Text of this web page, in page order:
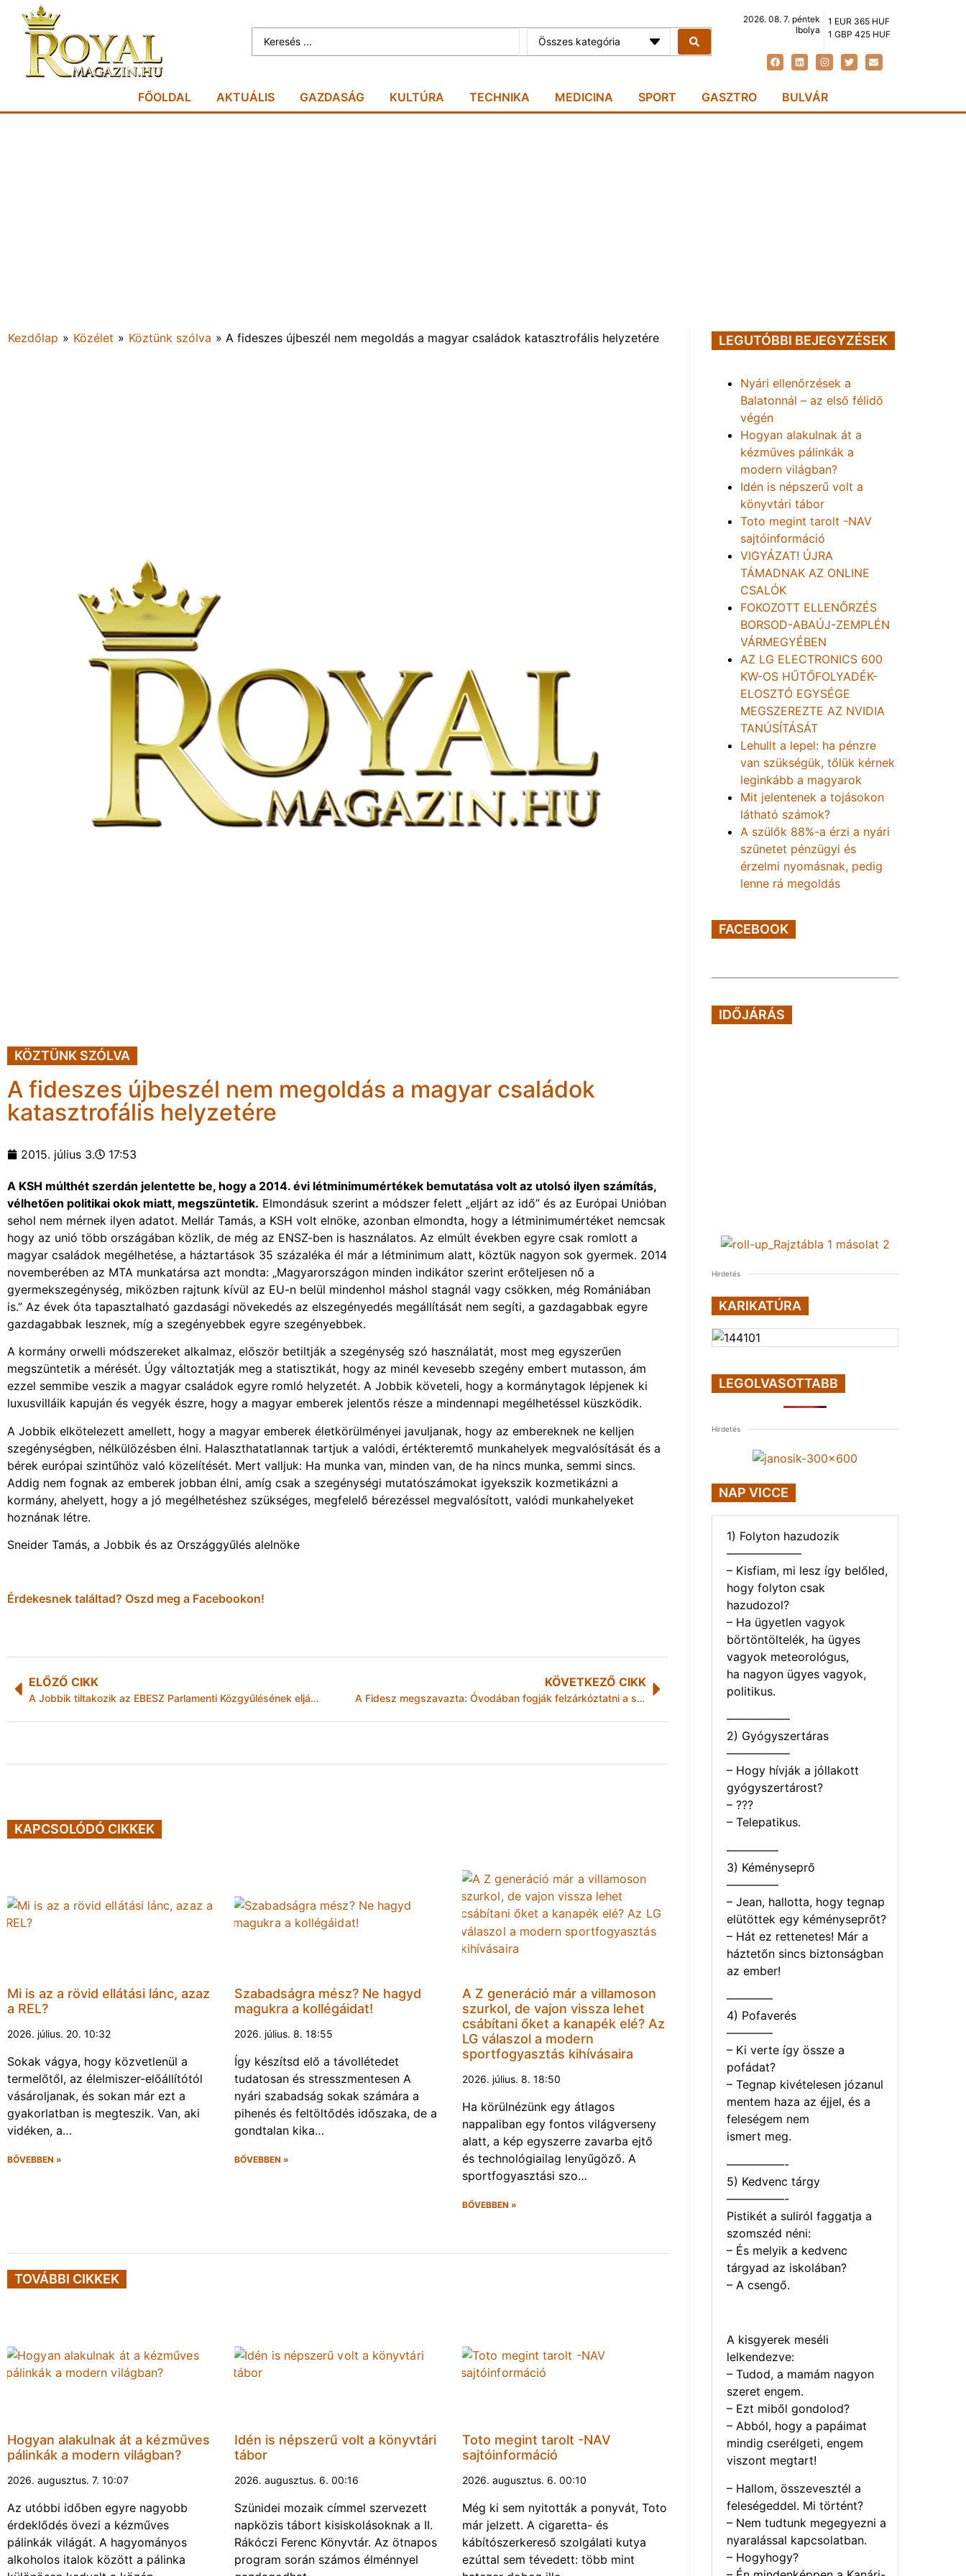
Összes kategória
2026. 08. 7. péntek
Ibolya
1 EUR 365 HUF
1 GBP 425 HUF
FŐOLDAL AKTUÁLIS GAZDASÁG KULTÚRA TECHNIKA MEDICINA SPORT GASZTRO BULVÁR
Kezdőlap » Közélet » Köztünk szólva » A fideszes újbeszél nem megoldás a magyar családok katasztrofális helyzetére
KÖZTÜNK SZÓLVA
A fideszes újbeszél nem megoldás a magyar családok
katasztrofális helyzetére
2015. július 3. 17:53
A KSH múlthét szerdán jelentette be, hogy a 2014. évi létminimumértékek bemutatása volt az utolsó ilyen számítás,
vélhetően politikai okok miatt, megszüntetik. Elmondásuk szerint a módszer felett „eljárt az idő” és az Európai Unióban
sehol nem mérnek ilyen adatot. Mellár Tamás, a KSH volt elnöke, azonban elmondta, hogy a létminimumértéket nemcsak
hogy az unió több országában közlik, de még az ENSZ-ben is használatos. Az elmúlt években egyre csak romlott a
magyar családok megélhetése, a háztartások 35 százaléka él már a létminimum alatt, köztük nagyon sok gyermek. 2014
novemberében az MTA munkatársa azt mondta: „Magyarországon minden indikátor szerint erőteljesen nő a
gyermekszegénység, miközben rajtunk kívül az EU-n belül mindenhol máshol stagnál vagy csökken, még Romániában
is.” Az évek óta tapasztalható gazdasági növekedés az elszegényedés megállítását nem segíti, a gazdagabbak egyre
gazdagabbak lesznek, míg a szegényebbek egyre szegényebbek.
A kormány orwelli módszereket alkalmaz, először betiltják a szegénység szó használatát, most meg egyszerűen
megszüntetik a mérését. Úgy változtatják meg a statisztikát, hogy az minél kevesebb szegény embert mutasson, ám
ezzel semmibe veszik a magyar családok egyre romló helyzetét. A Jobbik követeli, hogy a kormánytagok lépjenek ki
luxusvilláik kapuján és vegyék észre, hogy a magyar emberek jelentős része a mindennapi megélhetéssel küszködik.
A Jobbik elkötelezett amellett, hogy a magyar emberek életkörülményei javuljanak, hogy az embereknek ne kelljen
szegénységben, nélkülözésben élni. Halaszthatatlannak tartjuk a valódi, értékteremtő munkahelyek megvalósítását és a
bérek európai szintűhöz való közelítését. Mert valljuk: Ha munka van, minden van, de ha nincs munka, semmi sincs.
Addig nem fognak az emberek jobban élni, amíg csak a szegénységi mutatószámokat igyekszik kozmetikázni a
kormány, ahelyett, hogy a jó megélhetéshez szükséges, megfelelő bérezéssel megvalósított, valódi munkahelyeket
hoznának létre.
Sneider Tamás, a Jobbik és az Országgyűlés alelnöke
Érdekesnek találtad? Oszd meg a Facebookon!
ELŐZŐ CIKK
A Jobbik tiltakozik az EBESZ Parlamenti Közgyűlésének eljárása ellen
KÖVETKEZŐ CIKK
A Fidesz megszavazta: Óvodában fogják felzárkóztatni a szülőket Miskolcon
KAPCSOLÓDÓ CIKKEK
Mi is az a rövid ellátási lánc, azaz
a REL?
2026. július. 20. 10:32
Sokak vágya, hogy közvetlenül a
termelőtől, az élelmiszer-előállítótól
vásároljanak, és sokan már ezt a
gyakorlatban is megteszik. Van, aki
vidéken, a…
BŐVEBBEN »
Szabadságra mész? Ne hagyd
magukra a kollégáidat!
2026. július. 8. 18:55
Így készítsd elő a távollétedet
tudatosan és stresszmentesen A
nyári szabadság sokak számára a
pihenés és feltöltődés időszaka, de a
gondtalan kika…
BŐVEBBEN »
A Z generáció már a villamoson
szurkol, de vajon vissza lehet
csábítani őket a kanapék elé? Az
LG válaszol a modern
sportfogyasztás kihívásaira
2026. július. 8. 18:50
Ha körülnézünk egy átlagos
nappaliban egy fontos világverseny
alatt, a kép egyszerre zavarba ejtő
és technológiailag lenyűgöző. A
sportfogyasztási szo…
BŐVEBBEN »
TOVÁBBI CIKKEK
Hogyan alakulnak át a kézműves
pálinkák a modern világban?
2026. augusztus. 7. 10:07
Az utóbbi időben egyre nagyobb
érdeklődés övezi a kézműves
pálinkák világát. A hagyományos
alkoholos italok között a pálinka
Idén is népszerű volt a könyvtári
tábor
2026. augusztus. 6. 00:16
Szünidei mozaik címmel szervezett
napközis tábort kisiskolásoknak a II.
Rákóczi Ferenc Könyvtár. Az ötnapos
program során számos élménnyel
Toto megint tarolt -NAV
sajtóinformáció
2026. augusztus. 6. 00:10
Még ki sem nyitották a ponyvát, Toto
már jelzett. A cigaretta- és
kábítószerkereső szolgálati kutya
ezúttal sem tévedett: több mint
LEGUTÓBBI BEJEGYZÉSEK
Nyári ellenőrzések a
Balatonnál – az első félidő
végén
Hogyan alakulnak át a
kézműves pálinkák a
modern világban?
Idén is népszerű volt a
könyvtári tábor
Toto megint tarolt -NAV
sajtóinformáció
VIGYÁZAT! ÚJRA
TÁMADNAK AZ ONLINE
CSALÓK
FOKOZOTT ELLENŐRZÉS
BORSOD-ABAÚJ-ZEMPLÉN
VÁRMEGYÉBEN
AZ LG ELECTRONICS 600
KW-OS HŰTŐFOLYADÉK-
ELOSZTÓ EGYSÉGE
MEGSZEREZTE AZ NVIDIA
TANÚSÍTÁSÁT
Lehullt a lepel: ha pénzre
van szükségük, tőlük kérnek
leginkább a magyarok
Mit jelentenek a tojásokon
látható számok?
A szülők 88%-a érzi a nyári
szünetet pénzügyi és
érzelmi nyomásnak, pedig
lenne rá megoldás
FACEBOOK
IDŐJÁRÁS
Hirdetés
KARIKATÚRA
LEGOLVASOTTABB
Hirdetés
NAP VICCE
1) Folyton hazudozik
——————–
– Kisfiam, mi lesz így belőled,
hogy folyton csak
hazudozol?
– Ha ügyetlen vagyok
börtöntöltelék, ha ügyes
vagyok meteorológus,
ha nagyon ügyes vagyok,
politikus.
—————–
2) Gyógyszertáras
—————–
– Hogy hívják a jóllakott
gyógyszertárost?
– ???
– Telepatikus.
————–
3) Kéményseprő
————–
– Jean, hallotta, hogy tegnap
elütöttek egy kéményseprőt?
– Hát ez rettenetes! Már a
háztetőn sincs biztonságban
az ember!
————
4) Pofaverés
————
– Ki verte így össze a
pofádat?
– Tegnap kivételesen józanul
mentem haza az éjjel, és a
feleségem nem
ismert meg.
—————-
5) Kedvenc tárgy
—————-
Pistikét a suliról faggatja a
szomszéd néni:
– És melyik a kedvenc
tárgyad az iskolában?
– A csengő.
A kisgyerek meséli
lelkendezve:
– Tudod, a mamám nagyon
szeret engem.
– Ezt miből gondolod?
– Abból, hogy a papáimat
mindig cserélgeti, engem
viszont megtart!
– Hallom, összevesztél a
feleségeddel. Mi történt?
– Nem tudtunk megegyezni a
nyaralással kapcsolatban.
– Hogyhogy?